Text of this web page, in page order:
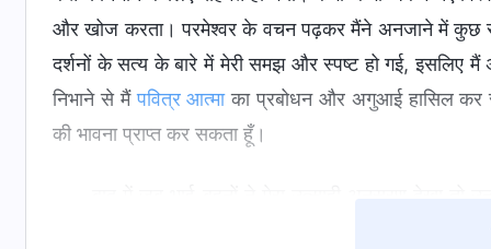
और खोज करता। परमेश्वर के वचन पढ़कर मैंने अनजाने में कुछ
दर्शनों के सत्य के बारे में मेरी समझ और स्पष्ट हो गई, इसलिए मैं
निभाने से मैंपवित्र आत्माका प्रबोधन और अगुआई हासिल
की भावना प्राप्त कर सकता हूँ।
खुश था, जानता था कि मेरे पास आने वाला यह कर्तव्य